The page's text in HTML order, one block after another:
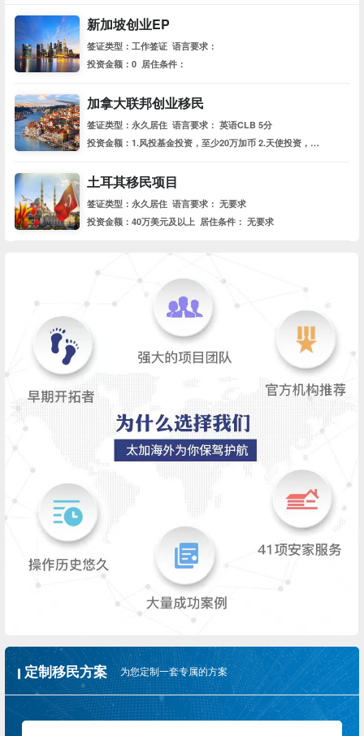
新加坡创业EP
签证类型：工作签证 语言要求：
投资金额：0 居住条件：
加拿大联邦创业移民
签证类型：永久居住 语言要求： 英语CLB 5分
投资金额：1.风投基金投资，至少20万加币 2.天使投资，至少7.5万加币 居住条件： 每5年住满2年
土耳其移民项目
签证类型：永久居住 语言要求： 无要求
投资金额：40万美元及以上 居住条件： 无要求
定制移民方案 为您定制一套专属的方案